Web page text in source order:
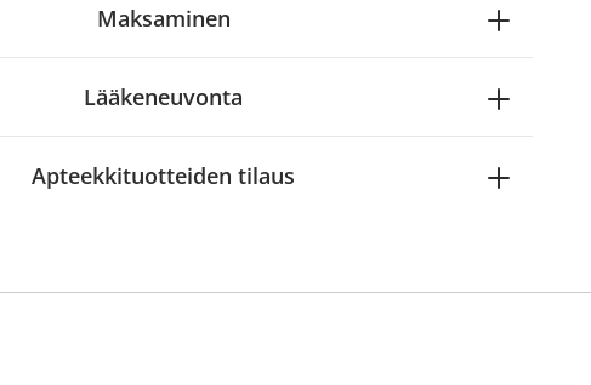
Maksaminen
Lääkeneuvonta
Apteekkituotteiden tilaus